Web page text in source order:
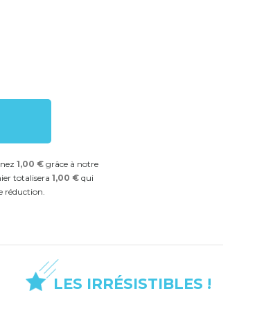
1,00 €grâce à notre
totalisera 1,00 €qui
réduction.
LES IRRÉSISTIBLES !